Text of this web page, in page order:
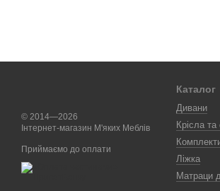
© 2014—2026
Інтернет-магазин М'яких Меблів
Приймаємо до оплати
Каталог
Дивани
Крісла та
Ліжка
Матраци